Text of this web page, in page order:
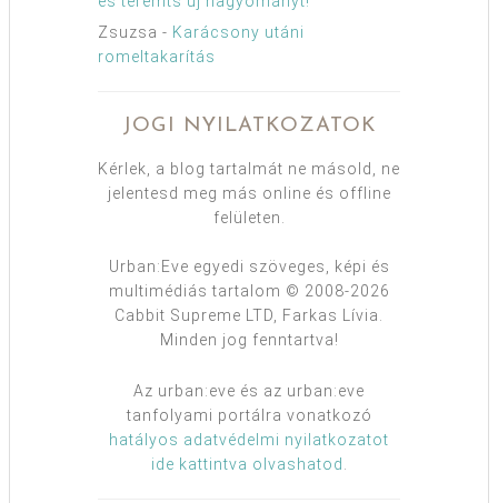
Zsuzsa - Karácsony utáni
romeltakarítás
JOGI NYILATKOZATOK
Kérlek, a blog tartalmát ne másold, ne
jelentesd meg más online és offline
felületen.
Urban:Eve egyedi szöveges, képi és
multimédiás tartalom © 2008-2026
Cabbit Supreme LTD, Farkas Lívia.
Minden jog fenntartva!
Az urban:eve és az urban:eve
tanfolyami portálra vonatkozó
hatályos adatvédelmi nyilatkozatot
ide kattintva olvashatod